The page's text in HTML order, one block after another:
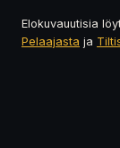
Elokuvauutisia
Pelaajasta ja